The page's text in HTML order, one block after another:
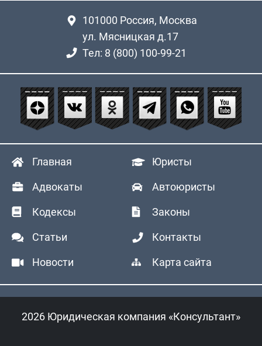
101000 Россия, Москва
ул. Мясницкая д.17
Тел: 8 (800) 100-99-21
Главная Юристы
Адвокаты Автоюристы
Кодексы Законы
Статьи Контакты
Новости Карта сайта
2026 Юридическая компания «Консультант»